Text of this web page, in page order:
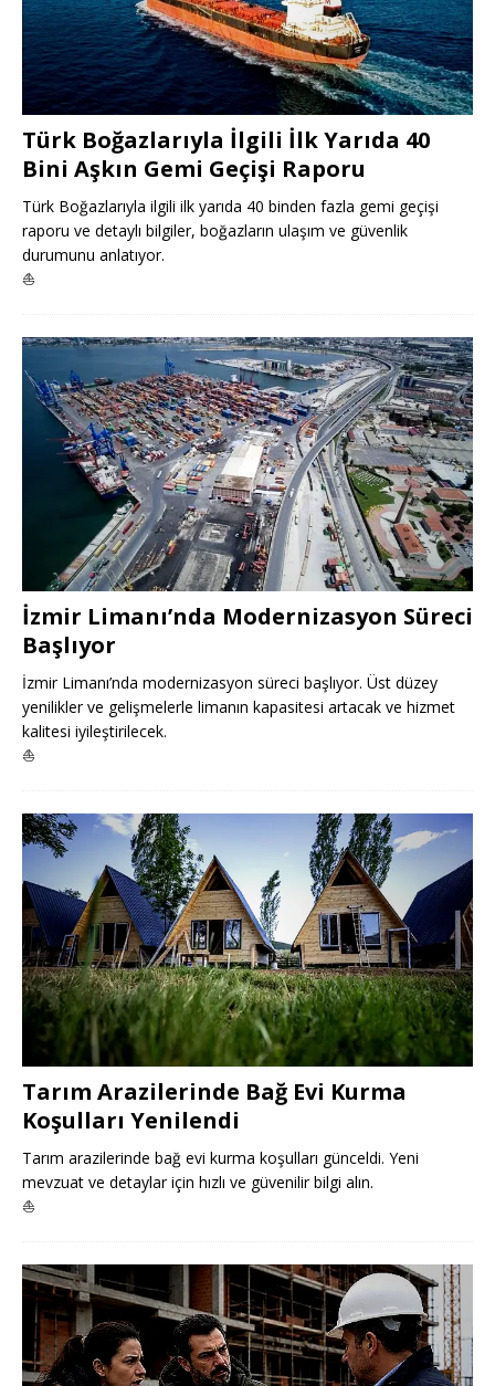
Türk Boğazlarıyla İlgili İlk Yarıda 40
Bini Aşkın Gemi Geçişi Raporu
Türk Boğazlarıyla ilgili ilk yarıda 40 binden fazla gemi geçişi
raporu ve detaylı bilgiler, boğazların ulaşım ve güvenlik
durumunu anlatıyor.
⛵
İzmir Limanı’nda Modernizasyon Süreci
Başlıyor
İzmir Limanı’nda modernizasyon süreci başlıyor. Üst düzey
yenilikler ve gelişmelerle limanın kapasitesi artacak ve hizmet
kalitesi iyileştirilecek.
⛵
Tarım Arazilerinde Bağ Evi Kurma
Koşulları Yenilendi
Tarım arazilerinde bağ evi kurma koşulları günceldi. Yeni
mevzuat ve detaylar için hızlı ve güvenilir bilgi alın.
⛵